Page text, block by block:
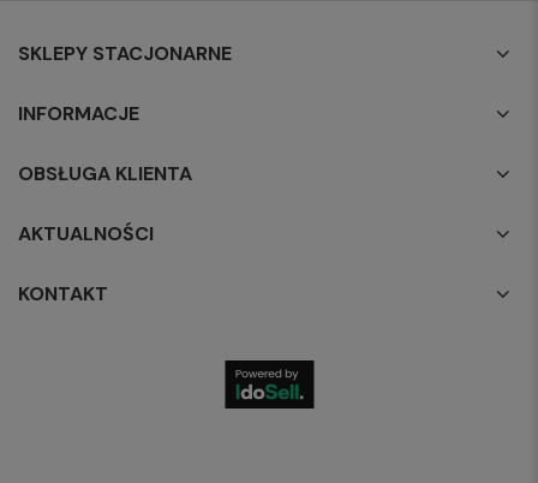
SKLEPY STACJONARNE
INFORMACJE
OBSŁUGA KLIENTA
AKTUALNOŚCI
KONTAKT